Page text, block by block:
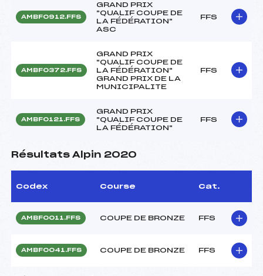
AMBF0912.FFS
GRAND PRIX
"QUALIF COUPE DE
LA FÉDÉRATION"
ASC
FFS
AMBF0372.FFS
GRAND PRIX
"QUALIF COUPE DE
LA FÉDÉRATION"
GRAND PRIX DE LA
MUNICIPALITE
FFS
AMBF0121.FFS
GRAND PRIX
"QUALIF COUPE DE
LA FÉDÉRATION"
FFS
Résultats Alpin 2020
Codex Course Cat.
AMBF0011.FFS COUPE DE BRONZE FFS
AMBF0041.FFS COUPE DE BRONZE FFS